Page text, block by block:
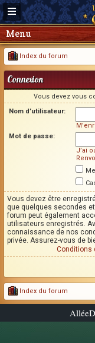
Menu
Index du forum
Connexion
Vous devez vous
Nom d’utilisateur:
Mot de passe:
J’ai
Vous devez être
que quelques secondes
forum peut également
utilisateurs enregistrés.
connaissance de nos
privée. Assurez-vous de
Conditions
Index du forum